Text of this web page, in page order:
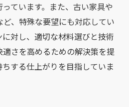
ています。また、古い家具や
、特殊な要望にも対応してい
対し、適切な材料選びと技術
さを高めるための解決策を提
する仕上がりを目指していま